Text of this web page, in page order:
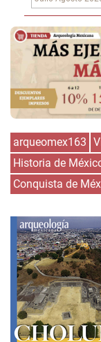
arqueomex163
Historia de
Conquista de